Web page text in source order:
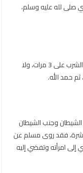
صلى لله عليه وسلم،
أما السنن النبوية المتعلقة بالشرب، فتشمل التسمية، والشرب باليد اليمنى، والتنفس أثناء الشرب خارج الإناء، والشرب على 3 مرات، ولا
حمد الله.
الشيطان وجنب الشيطان
فقد روى مسلم عن
إلى امرأته وتفضي إليه